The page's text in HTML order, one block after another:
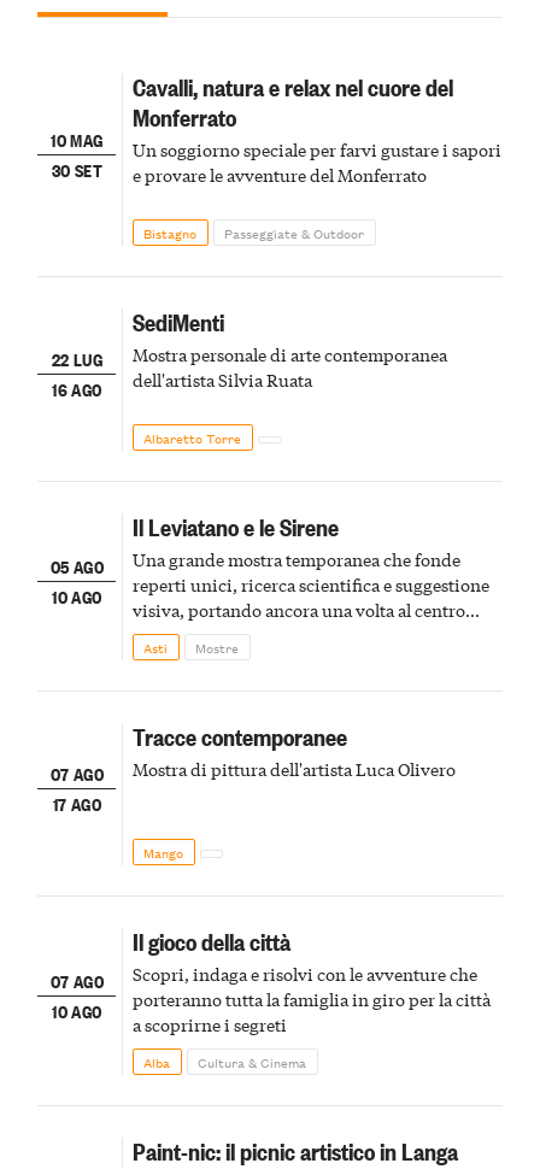
10 MAG
30 SET
Cavalli, natura e relax nel cuore del
Monferrato
Un soggiorno speciale per farvi gustare i sapori
e provare le avventure del Monferrato
Bistagno Passeggiate & Outdoor
22 LUG
16 AGO
SediMenti
Mostra personale di arte contemporanea
dell'artista Silvia Ruata
Albaretto Torre
05 AGO
10 AGO
Il Leviatano e le Sirene
Una grande mostra temporanea che fonde
reperti unici, ricerca scientifica e suggestione
visiva, portando ancora una volta al centro
della scena le meraviglie del passato astigiano
Asti Mostre
07 AGO
17 AGO
Tracce contemporanee
Mostra di pittura dell'artista Luca Olivero
Mango
07 AGO
10 AGO
Il gioco della città
Scopri, indaga e risolvi con le avventure che
porteranno tutta la famiglia in giro per la città
a scoprirne i segreti
Alba Cultura & Cinema
Paint-nic: il picnic artistico in Langa